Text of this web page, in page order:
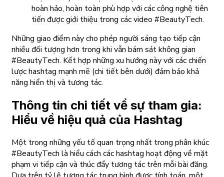
hoàn hảo, hoàn toàn phù hợp với các công nghệ tiên
tiến được giới thiệu trong các video #BeautyTech.
Những giao điểm này cho phép người sáng tạo tiếp cận
nhiều đối tượng hơn trong khi vẫn bám sát không gian
#BeautyTech. Kết hợp những xu hướng này với các chiến
lược hashtag mạnh mẽ (chi tiết bên dưới) đảm bảo khả
năng hiển thị và tương tác.
Thông tin chi tiết về sự tham gia:
Hiểu về hiệu quả của Hashtag
Một trong những yếu tố quan trọng nhất trong phân khúc
#BeautyTech là hiểu cách các hashtag hoạt động về mặt
phạm vi tiếp cận và thúc đẩy tương tác trên mỗi bài đăng.